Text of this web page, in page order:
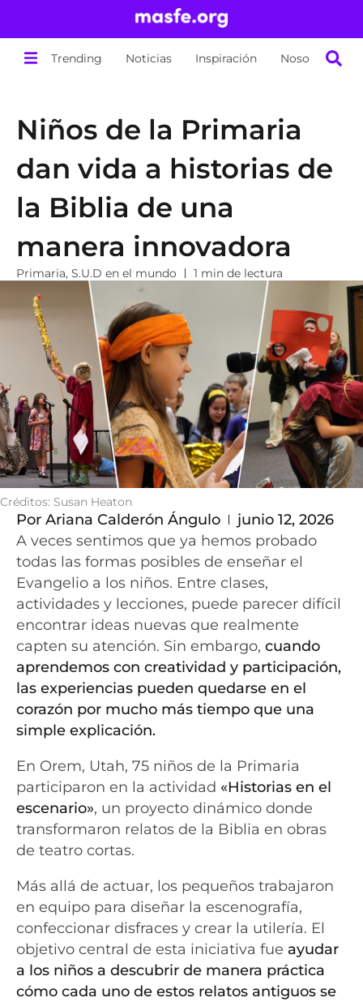
Trending Noticias Inspiración Nosotros
Niños de la Primaria
dan vida a historias de
la Biblia de una
manera innovadora
Primaria, S.U.D en el mundo 1 min de lectura
Créditos: Susan Heaton
Por Ariana Calderón Ángulo
junio 12, 2026
A veces sentimos que ya hemos probado
todas las formas posibles de enseñar el
Evangelio a los niños. Entre clases,
actividades y lecciones, puede parecer difícil
encontrar ideas nuevas que realmente
capten su atención. Sin embargo, cuando
aprendemos con creatividad y participación,
las experiencias pueden quedarse en el
corazón por mucho más tiempo que una
simple explicación.
En Orem, Utah, 75 niños de la Primaria
participaron en la actividad «Historias en el
escenario», un proyecto dinámico donde
transformaron relatos de la Biblia en obras
de teatro cortas.
Más allá de actuar, los pequeños trabajaron
en equipo para diseñar la escenografía,
confeccionar disfraces y crear la utilería. El
objetivo central de esta iniciativa fue ayudar
a los niños a descubrir de manera práctica
cómo cada uno de estos relatos antiguos se